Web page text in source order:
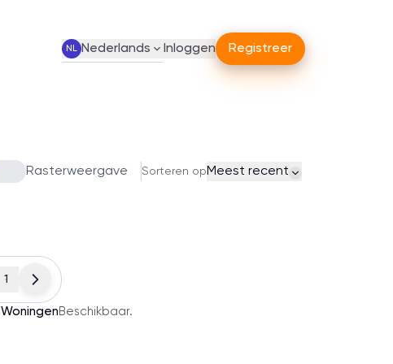
NL Nederlands Inloggen Registreer
Rasterweergave Sorteren op Meest recent
1
Woningen Beschikbaar.